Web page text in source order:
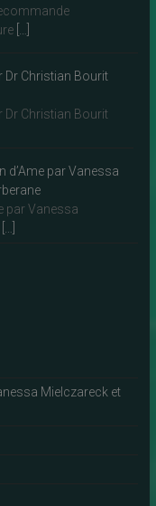
Dr Christian Bourit
Dr Christian Bourit
d’Ame par Vanessa
par Vanessa
Mielczareck et